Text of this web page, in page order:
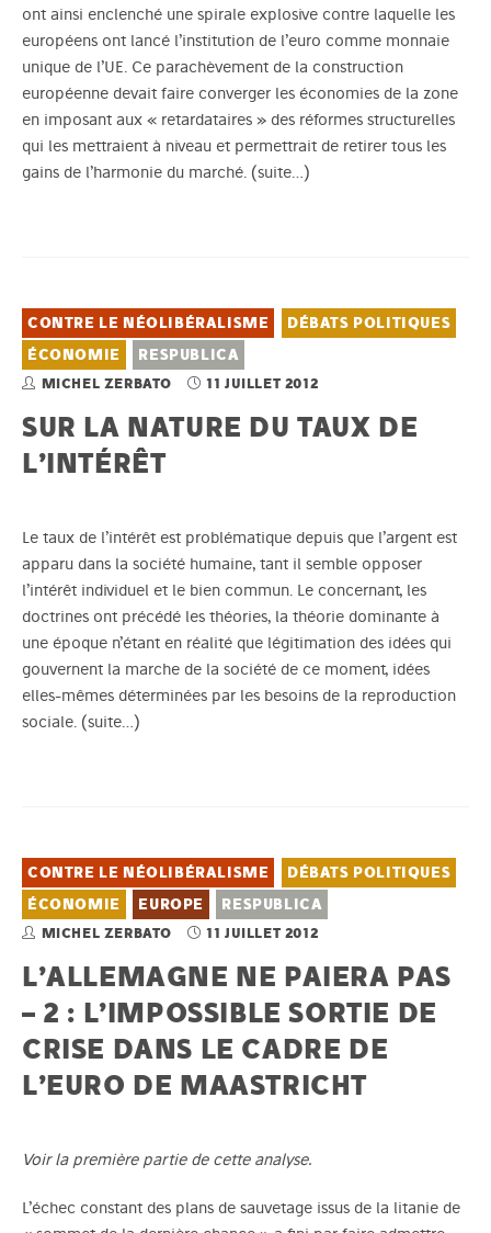
ont ainsi enclenché une spirale explosive contre laquelle les
européens ont lancé l’institution de l’euro comme monnaie
unique de l’UE. Ce parachèvement de la construction
européenne devait faire converger les économies de la zone
en imposant aux « retardataires » des réformes structurelles
qui les mettraient à niveau et permettrait de retirer tous les
gains de l’harmonie du marché. (suite…)
CONTRE LE NÉOLIBÉRALISME
DÉBATS POLITIQUES
ÉCONOMIE
RESPUBLICA
MICHEL ZERBATO 11 JUILLET 2012
SUR LA NATURE DU TAUX DE
L’INTÉRÊT
Le taux de l’intérêt est problématique depuis que l’argent est
apparu dans la société humaine, tant il semble opposer
l’intérêt individuel et le bien commun. Le concernant, les
doctrines ont précédé les théories, la théorie dominante à
une époque n’étant en réalité que légitimation des idées qui
gouvernent la marche de la société de ce moment, idées
elles-mêmes déterminées par les besoins de la reproduction
sociale. (suite…)
CONTRE LE NÉOLIBÉRALISME
DÉBATS POLITIQUES
ÉCONOMIE
EUROPE RESPUBLICA
MICHEL ZERBATO 11 JUILLET 2012
L’ALLEMAGNE NE PAIERA PAS
– 2 : L’IMPOSSIBLE SORTIE DE
CRISE DANS LE CADRE DE
L’EURO DE MAASTRICHT
Voirla première partie de cette analyse.
L’échec constant des plans de sauvetage issus de la litanie de